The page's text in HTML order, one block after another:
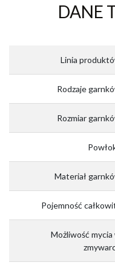
DANE
Linia
Rodzaje
Rozmiar
Materiał
Pojemność
Możliwość mycia